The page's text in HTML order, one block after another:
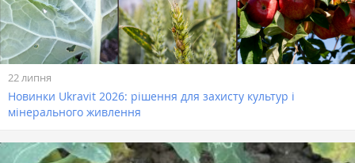
22 липня
Новинки Ukravit 2026: рішення для захисту культур і
мінерального живлення